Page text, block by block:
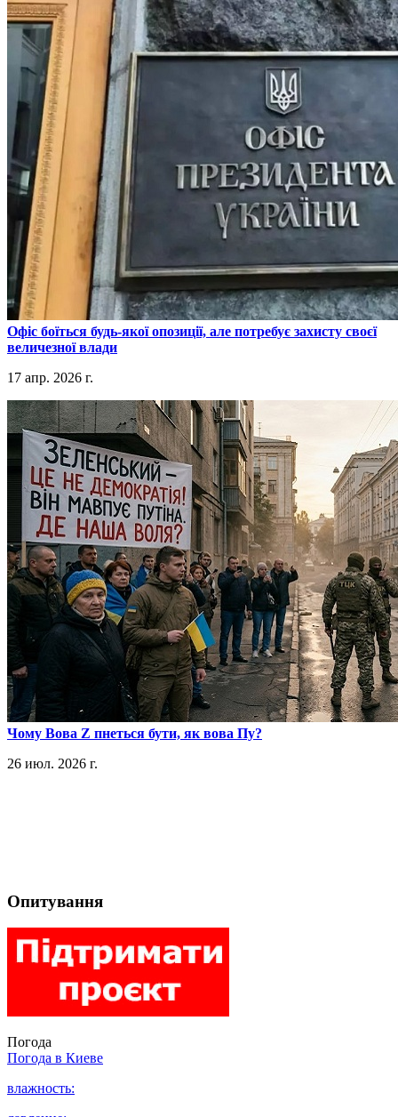
​Офіс боїться будь-якої опозиції, але потребує захисту своєї
величезної влади
17 апр. 2026 г.
​Чому Вова Z пнеться бути, як вова Пу?
26 июл. 2026 г.
Опитування
Погода
Погода в Киеве
влажность: